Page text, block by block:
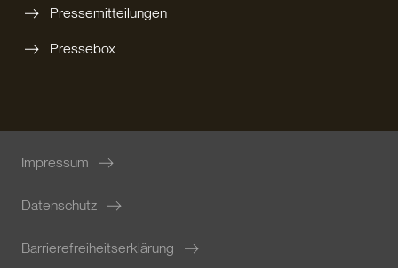
Pressemitteilungen
Pressebox
Impressum
Datenschutz
Barrierefreiheitserklärung